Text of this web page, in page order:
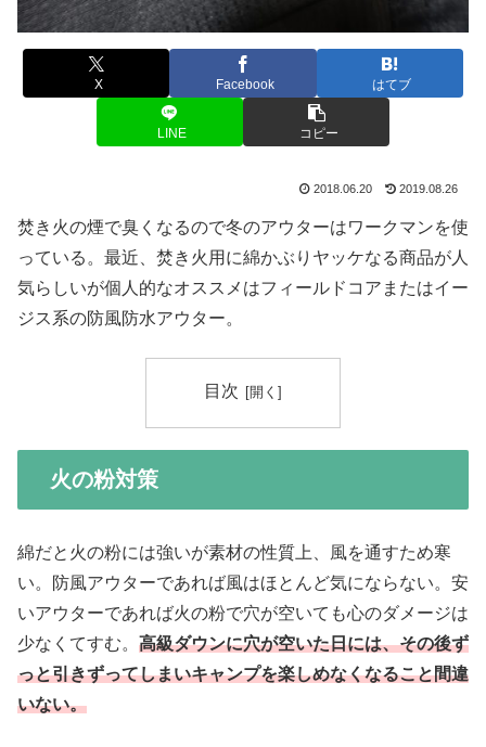
X Facebook はてブ
LINE コピー
2018.06.20 2019.08.26
焚き火の煙で臭くなるので冬のアウターはワークマンを使
っている。最近、焚き火用に綿かぶりヤッケなる商品が人
気らしいが個人的なオススメはフィールドコアまたはイー
ジス系の防風防水アウター。
目次
火の粉対策
綿だと火の粉には強いが素材の性質上、風を通すため寒
い。防風アウターであれば風はほとんど気にならない。安
いアウターであれば火の粉で穴が空いても心のダメージは
少なくてすむ。 高級ダウンに穴が空いた日には、その後ず
っと引きずってしまいキャンプを楽しめなくなること間違
いない。